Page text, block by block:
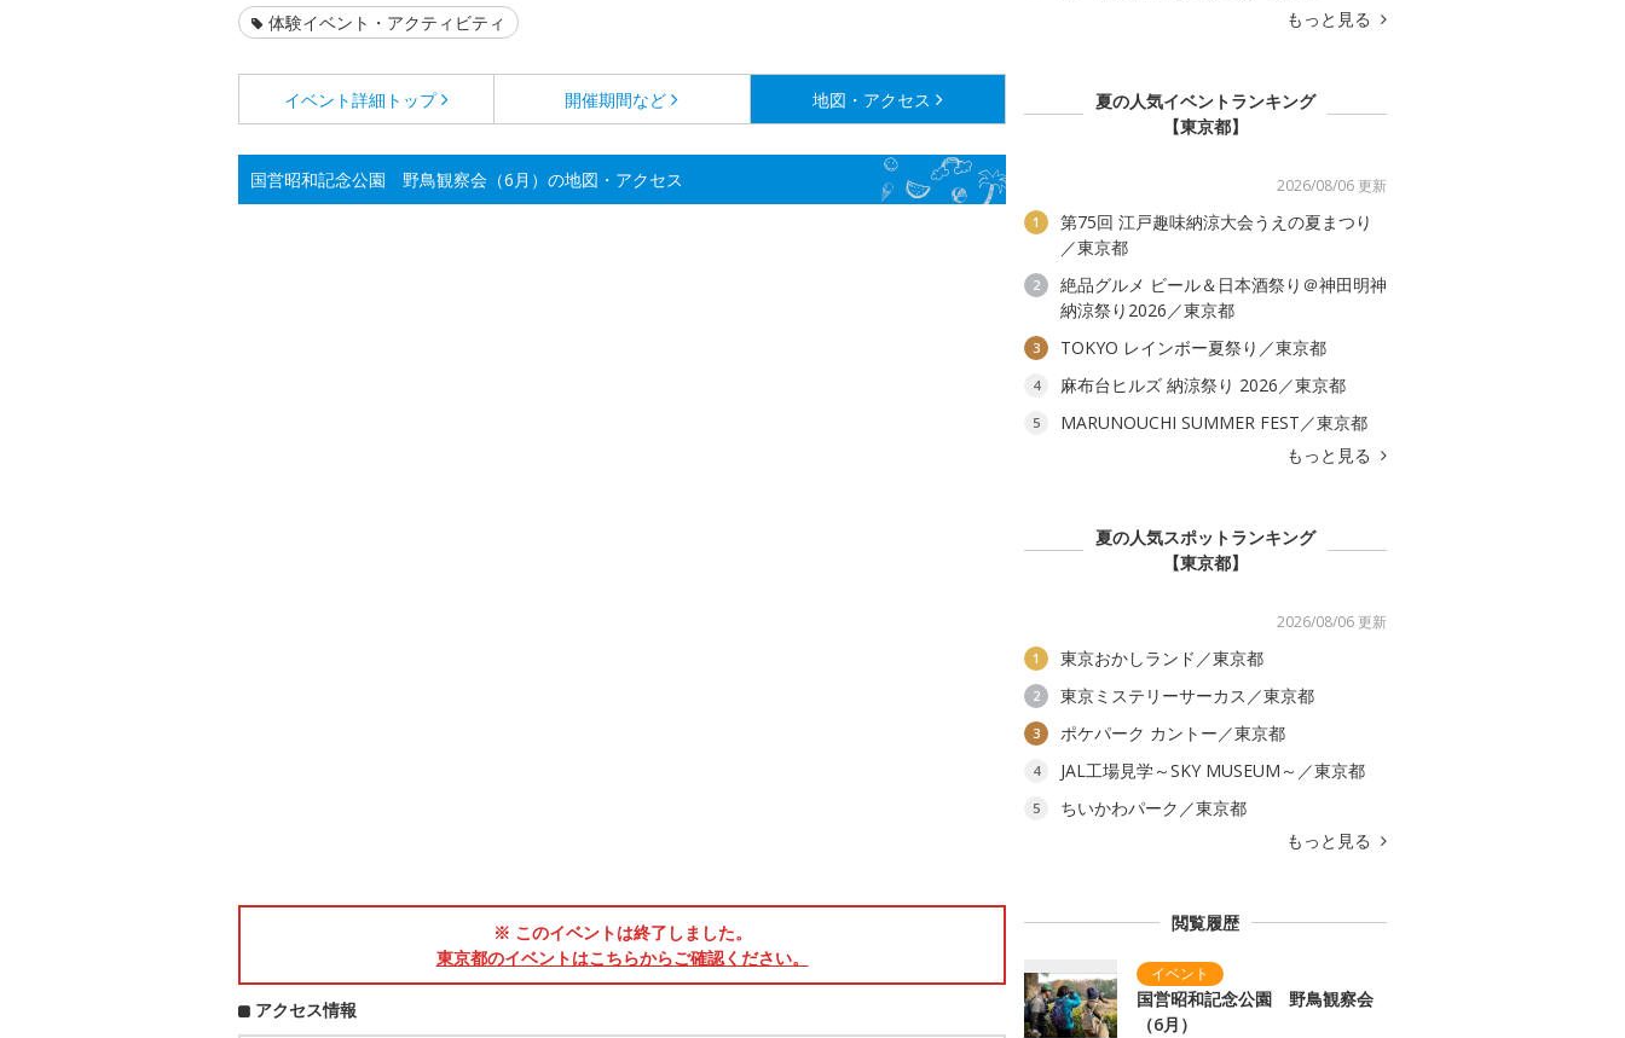
体験イベント・アクティビティ
イベント詳細 トップ 開催期間など 地図・アクセス
国営昭和記念公園 野鳥観察会（6月）の地図・アクセス
※ このイベントは終了しました。
東京都のイベントはこちらからご確認ください。
アクセス情報
もっと見る
夏の人気イベントランキング
【東京都】
2026/08/06 更新
1
第75回 江戸趣味納涼大会うえの夏まつり
／東京都
2
絶品グルメ ビール＆日本酒祭り＠神田明神
納涼祭り2026／東京都
3 TOKYO レインボー夏祭り／東京都
4 麻布台ヒルズ 納涼祭り 2026／東京都
5
MARUNOUCHI SUMMER FEST／東京都
もっと見る
夏の人気スポットランキング
【東京都】
2026/08/06 更新
1 東京おかしランド／東京都
2 東京ミステリーサーカス／東京都
3 ポケパーク カントー／東京都
4 JAL工場見学～SKY MUSEUM～／東京都
5
ちいかわパーク／東京都
もっと見る
閲覧履歴
国営昭和記念公園 野鳥観察会
（6月）